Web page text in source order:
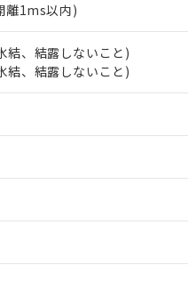
離1ms以内)
、結露しないこと)
、結露しないこと)